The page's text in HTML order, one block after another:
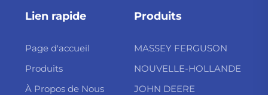
Lien rapide
Page d'accueil
Produits
À Propos de Nous
Produits
MASSEY FERGUSON
NOUVELLE-HOLLANDE
JOHN DEERE